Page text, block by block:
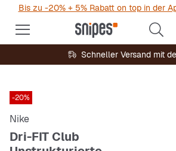
Bis zu -20% + 5% Rabatt on top in der
Schneller Versand mit
-20%
Nike
Dri-FIT Club